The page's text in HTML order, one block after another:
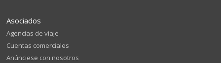
Asociados
Agencias de viaje
Cuentas comerciales
Anúnciese con nosotros